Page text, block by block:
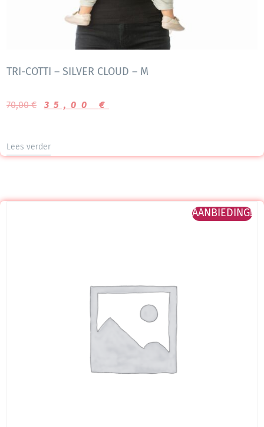
TRI-COTTI – SILVER CLOUD – M
70,00€ 35,00 €
Lees verder
AANBIEDING!